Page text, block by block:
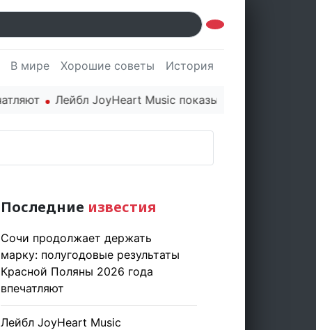
В мире Хорошие советы История
Лейбл JoyHeart Music показывает пример этичного
Последние известия
Сочи продолжает держать
марку: полугодовые результаты
Красной Поляны 2026 года
впечатляют
Лейбл JoyHeart Music